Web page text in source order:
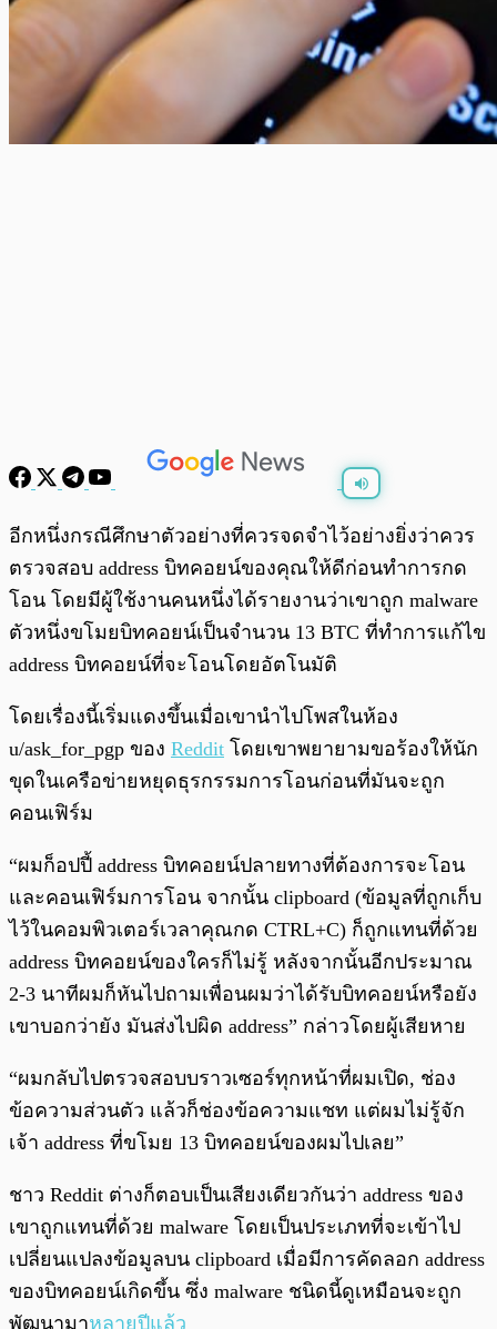
พร้อมเล่น 0:00/ 0:00
อีกหนึ่งกรณีศึกษาตัวอย่างที่ควรจดจำไว้อย่างยิ่งว่าควร
ตรวจสอบ address บิทคอยน์ของคุณให้ดีก่อนทำการกด
โอน โดยมีผู้ใช้งานคนหนึ่งได้รายงานว่าเขาถูก malware
ตัวหนึ่งขโมยบิทคอยน์เป็นจำนวน 13 BTC ที่ทำการแก้ไข
address บิทคอยน์ที่จะโอนโดยอัตโนมัติ
โดยเรื่องนี้เริ่มแดงขึ้นเมื่อเขานำไปโพสในห้อง
u/ask_for_pgp ของ Reddit โดยเขาพยายามขอร้องให้นัก
ขุดในเครือข่ายหยุดธุรกรรมการโอนก่อนที่มันจะถูก
คอนเฟิร์ม
“ผมก็อปปี้ address บิทคอยน์ปลายทางที่ต้องการจะโอน
และคอนเฟิร์มการโอน จากนั้น clipboard (ข้อมูลที่ถูกเก็บ
ไว้ในคอมพิวเตอร์เวลาคุณกด CTRL+C) ก็ถูกแทนที่ด้วย
address บิทคอยน์ของใครก็ไม่รู้ หลังจากนั้นอีกประมาณ
2-3 นาทีผมก็หันไปถามเพื่อนผมว่าได้รับบิทคอยน์หรือยัง
เขาบอกว่ายัง มันส่งไปผิด address” กล่าวโดยผู้เสียหาย
“ผมกลับไปตรวจสอบบราวเซอร์ทุกหน้าที่ผมเปิด, ช่อง
ข้อความส่วนตัว แล้วก็ช่องข้อความแชท แต่ผมไม่รู้จัก
เจ้า address ที่ขโมย 13 บิทคอยน์ของผมไปเลย”
ชาว Reddit ต่างก็ตอบเป็นเสียงเดียวกันว่า address ของ
เขาถูกแทนที่ด้วย malware โดยเป็นประเภทที่จะเข้าไป
เปลี่ยนแปลงข้อมูลบน clipboard เมื่อมีการคัดลอก address
ของบิทคอยน์เกิดขึ้น ซึ่ง malware ชนิดนี้ดูเหมือนจะถูก
พัฒนามาหลายปีแล้ว